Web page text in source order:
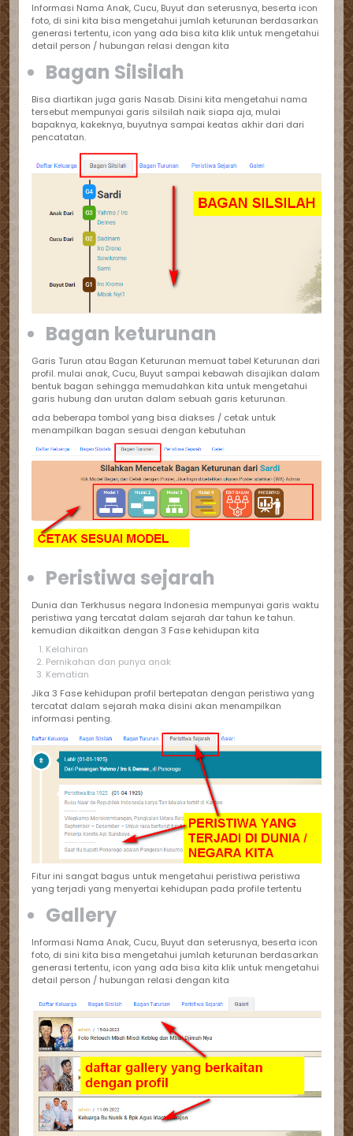
Informasi Nama Anak, Cucu, Buyut dan seterusnya, beserta icon
foto, di sini kita bisa mengetahui jumlah keturunan berdasarkan
generasi tertentu, icon yang ada bisa kita klik untuk mengetahui
detail person / hubungan relasi dengan kita
Bagan Silsilah
Bisa diartikan juga garis Nasab. Disini kita mengetahui nama
tersebut mempunyai garis silsilah naik siapa aja, mulai
bapaknya, kakeknya, buyutnya sampai keatas akhir dari dari
pencatatan.
Bagan keturunan
Garis Turun atau Bagan Keturunan memuat tabel Keturunan dari
profil. mulai anak, Cucu, Buyut sampai kebawah disajikan dalam
bentuk bagan sehingga memudahkan kita untuk mengetahui
garis hubung dan urutan dalam sebuah garis keturunan.
ada beberapa tombol yang bisa diakses / cetak untuk
menampilkan bagan sesuai dengan kebutuhan
Peristiwa sejarah
Dunia dan Terkhusus negara Indonesia mempunyai garis waktu
peristiwa yang tercatat dalam sejarah dar tahun ke tahun.
kemudian dikaitkan dengan 3 Fase kehidupan kita
Kelahiran
Pernikahan dan punya anak
Kematian
Jika 3 Fase kehidupan profil bertepatan dengan peristiwa yang
tercatat dalam sejarah maka disini akan menampilkan
informasi penting.
Fitur ini sangat bagus untuk mengetahui peristiwa peristiwa
yang terjadi yang menyertai kehidupan pada profile tertentu
Gallery
Informasi Nama Anak, Cucu, Buyut dan seterusnya, beserta icon
foto, di sini kita bisa mengetahui jumlah keturunan berdasarkan
generasi tertentu, icon yang ada bisa kita klik untuk mengetahui
detail person / hubungan relasi dengan kita